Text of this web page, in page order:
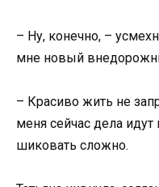
– Ну, конечно, –
мне новый
– Красиво жить не
меня сейчас дела идут
шиковать сложно.